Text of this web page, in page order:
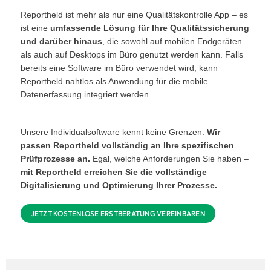
Reportheld ist mehr als nur eine Qualitätskontrolle App – es
ist eineumfassende Lösung für Ihre Qualitätssicherung
und darüber hinaus , die sowohl auf mobilen Endgeräten
als auch auf Desktops im Büro genutzt werden kann. Falls
bereits eine Software im Büro verwendet wird, kann
Reportheld nahtlos als Anwendung für die mobile
Datenerfassung integriert werden.
Unsere Individualsoftware kennt keine Grenzen. Wir
passen Reportheld vollständig an Ihre spezifischen
Prüfprozesse an. Egal, welche Anforderungen Sie haben –
mit Reportheld erreichen Sie die vollständige
Digitalisierung und Optimierung Ihrer Prozesse.
JETZT KOSTENLOSE ERSTBERATUNG VEREINBAREN